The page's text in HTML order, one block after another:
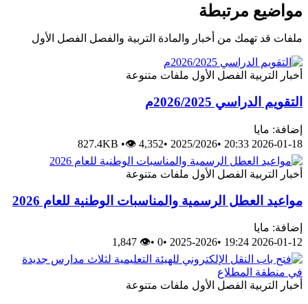
مواضيع مرتبطة
ملفات قد تهمك من أخبار والمادة التربية والفصل الفصل الأول
أخبار التربية الفصل الأول ملفات متنوعة
التقويم الدراسي 2026/2025م
إضافة: مايا
2026-01-18 20:33
•
2025/2026
•
827.4KB •👁 4,352
أخبار التربية الفصل الأول ملفات متنوعة
مواعيد العطل الرسمية والمناسبات الوطنية للعام 2026
إضافة: مايا
2026-01-12 19:24
•
2025-2026
•
0
•
👁 1,847
أخبار التربية الفصل الأول ملفات متنوعة